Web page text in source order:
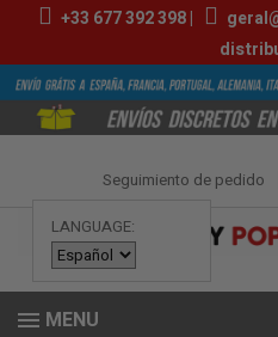
+33 677 392 398|
LANGUAGE:
Seguimiento de pedido
MENU